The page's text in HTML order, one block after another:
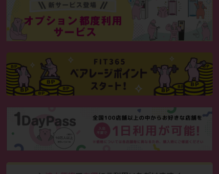
盛夏のお得なキャンペーン！
ただいま登録会員でご入会いただくと
初月・翌月の月会費が0円に！
さらにあんしんサポート、またはあんしんサ
ポートVIPを登録時にご契約いただくと
カード発行料5,500（税込）が0円に！
さらにさらに！水素水、契約ロッカーのオプ
ションも入会時に
ご契約いただくと初月・翌月の月会費が0円